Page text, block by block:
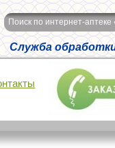
Поиск по интернет-
Служба обработки